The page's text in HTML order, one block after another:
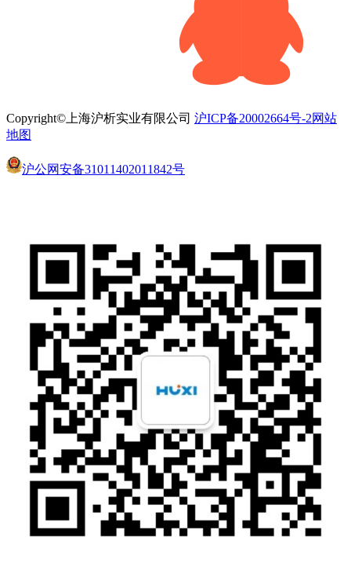
Copyright©上海沪析实业有限公司 沪ICP备20002664号-2网站
地图
沪公网安备31011402011842号